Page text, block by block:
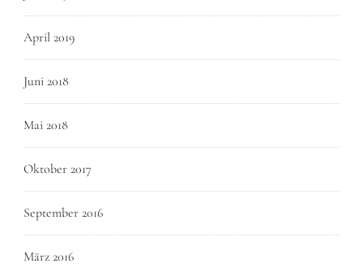
April 2019
Juni 2018
Mai 2018
Oktober 2017
September 2016
März 2016